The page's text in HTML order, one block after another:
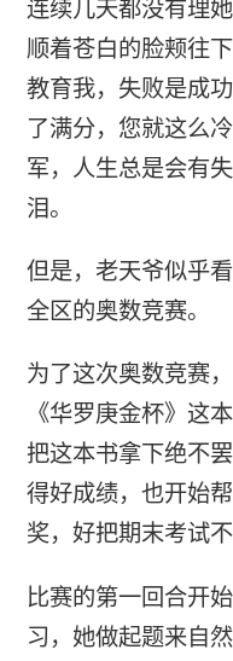
连续几天都没有理
顺着苍白的脸颊往
教育我，失败是成
了满分，您就这么
军，人生总是会有
泪。
但是，老天爷似乎
全区的奥数竞赛。
为了这次奥数竞赛
《华罗庚金杯》这
把这本书拿下绝不
得好成绩，也开始
奖，好把期末考试
比赛的第一回合开
习，她做起题来自